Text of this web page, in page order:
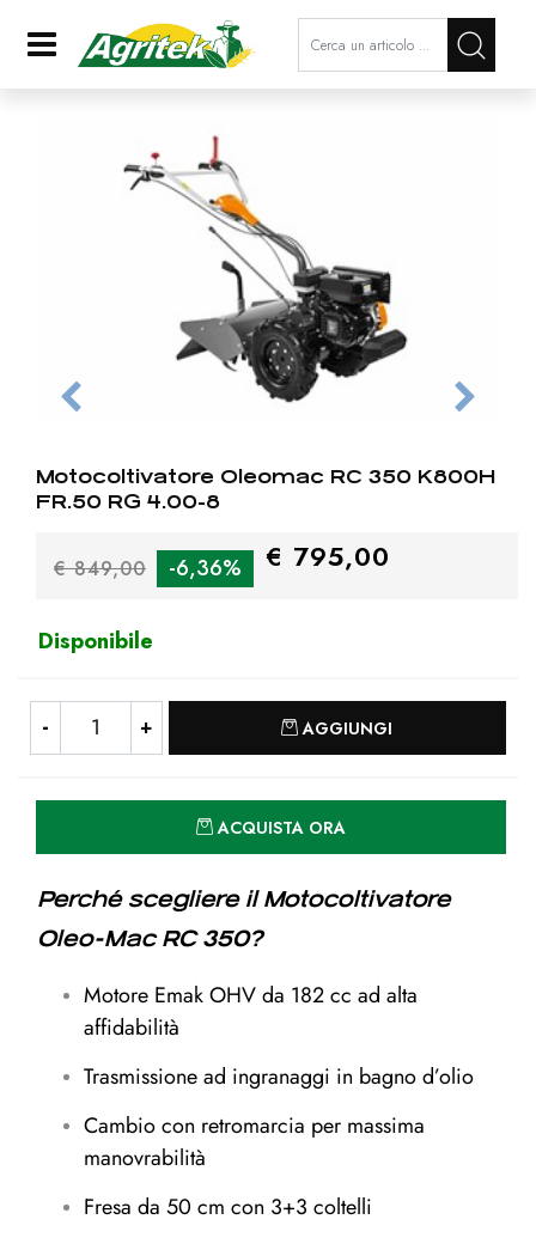
Open La modifica di un filtro
Motocoltivatore Oleomac RC 350 K800H
FR.50 RG 4.00-8
€ 849,00 -6,36% € 795,00
Disponibile
AGGIUNGI
ACQUISTA ORA
Perché scegliere il Motocoltivatore
Oleo-Mac RC 350?
Motore Emak OHV da 182 cc ad alta
affidabilità
Trasmissione ad ingranaggi in bagno d’olio
Cambio con retromarcia per massima
manovrabilità
Fresa da 50 cm con 3+3 coltelli